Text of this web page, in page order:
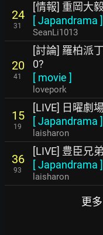
24
31
[情報] 重岡大
[Japandrama ]
SeanLi1013
20
41
[討論] 羅柏派
0?
[ movie ]
lovepork
15
19
[LIVE] 日曜劇
[Japandrama ]
laisharon
36
93
[LIVE] 豊臣兄
[Japandrama ]
laisharon
更